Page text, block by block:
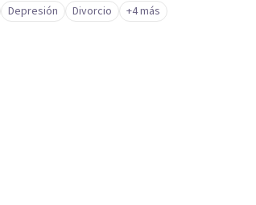
Depresión Divorcio +4 más